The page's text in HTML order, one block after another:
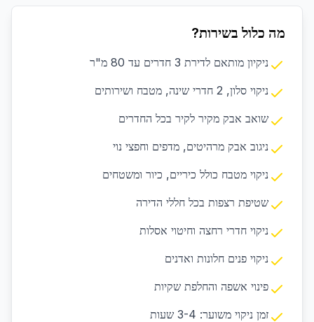
מה כלול בשירות?
ניקיון מותאם לדירת 3 חדרים עד 80 מ"ר
ניקוי סלון, 2 חדרי שינה, מטבח ושירותים
שואב אבק מקיר לקיר בכל החדרים
ניגוב אבק מרהיטים, מדפים וחפצי נוי
ניקוי מטבח כולל כיריים, כיור ומשטחים
שטיפת רצפות בכל חללי הדירה
ניקוי חדרי רחצה וחיטוי אסלות
ניקוי פנים חלונות ואדנים
פינוי אשפה והחלפת שקיות
זמן ניקוי משוער: 3-4 שעות